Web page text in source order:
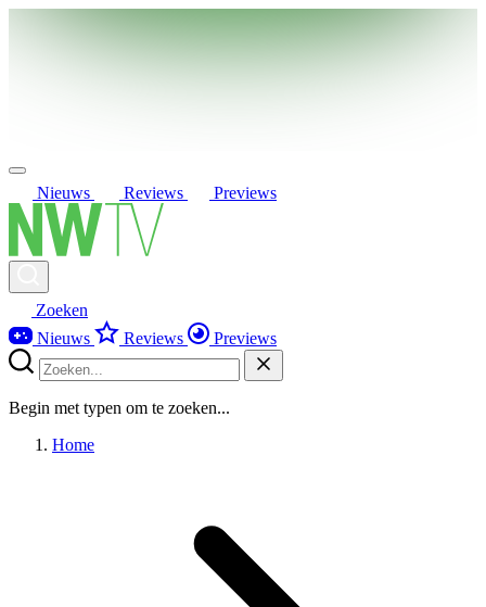
Nieuws Reviews Previews
Zoeken
Nieuws
Reviews Previews
Begin met typen om te zoeken...
Home